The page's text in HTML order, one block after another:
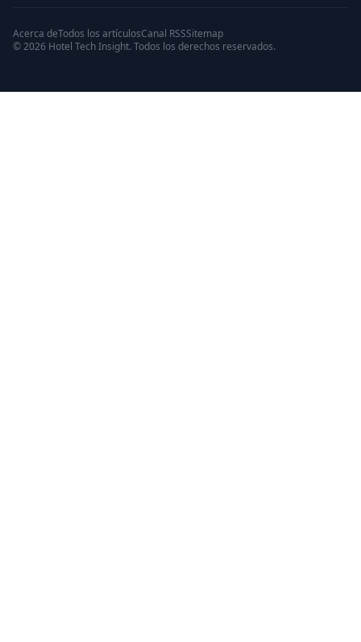
Acerca deTodos los artículosCanal RSSSitemap
© 2026 Hotel Tech Insight. Todos los derechos reservados.